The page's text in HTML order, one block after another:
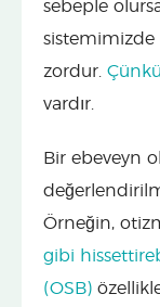
sebeple
sistemimizde
zordur.
vardır.
Bir ebeveyn
Örneğin,
gibi
(OSB)